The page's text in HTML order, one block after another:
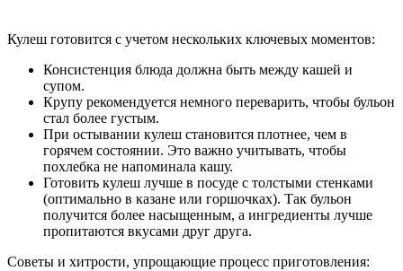
Кулеш готовится с учетом нескольких ключевых моментов:
Консистенция блюда должна быть между кашей и
супом.
Крупу рекомендуется немного переварить, чтобы бульон
стал более густым.
При остывании кулеш становится плотнее, чем в
горячем состоянии. Это важно учитывать, чтобы
похлебка не напоминала кашу.
Готовить кулеш лучше в посуде с толстыми стенками
(оптимально в казане или горшочках). Так бульон
получится более насыщенным, а ингредиенты лучше
пропитаются вкусами друг друга.
Советы и хитрости, упрощающие процесс приготовления: